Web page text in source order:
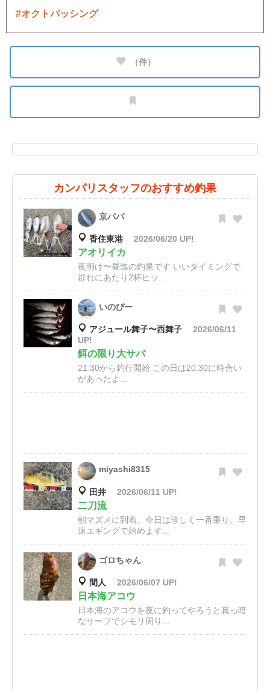
#オクトパッシング
（件）
カンパリスタッフのおすすめ釣果
京パパ
香住東港 2026/06/20 UP!
アオリイカ
夜明け〜昼迄の釣果です いいタイミングで
群れにあたり2杯ヒッ...
いのぴー
アジュール舞子〜西舞子
2026/06/11
UP!
餌の限り大サバ
21:30から釣行開始 この日は20:30に時合い
があったよ...
miyashi8315
田井 2026/06/11 UP!
二刀流
朝マズメに到着。今日は珍しく一番乗り。早
速エギングで始めます...
ゴロちゃん
間人 2026/06/07 UP!
日本海アコウ
日本海のアコウを夜に釣ってやろうと真っ暗
なサーフでシモリ周り...